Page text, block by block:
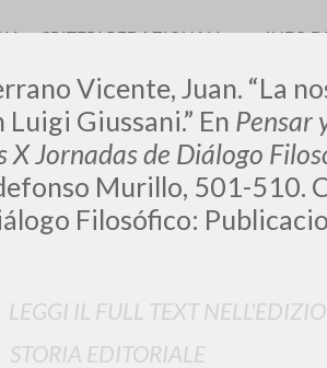
Vicente, Juan. “La
Luigi Giussani.” En Pensar
X Jornadas de Diálogo
Murillo, 501-510.
Filosófico:
LEGGI IL FULL TEXT
STORIA EDITORIALE
CRITERI REDAZIONALI INFO
0DOCUMENTI